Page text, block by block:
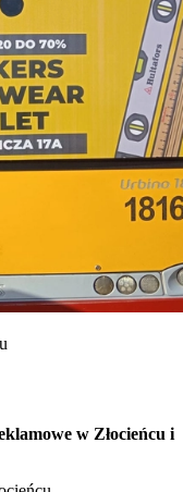
w Złocieńcu i